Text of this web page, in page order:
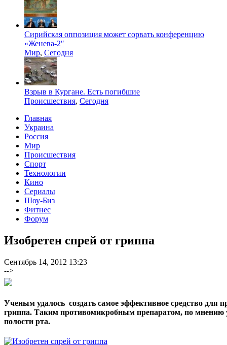
Сирийская оппозиция может сорвать конференцию
«Женева-2″
Мир, Сегодня
Взрыв в Кургане. Есть погибшие
Происшествия, Сегодня
Главная
Украина
Россия
Мир
Происшествия
Спорт
Технологии
Кино
Сериалы
Шоу-Биз
Фитнес
Форум
Изобретен спрей от гриппа
Сентябрь 14, 2012 13:23
-->
Ученым удалось создать самое эффективное средство для
гриппа. Таким противомикробным препаратом, по мнению
полости рта.